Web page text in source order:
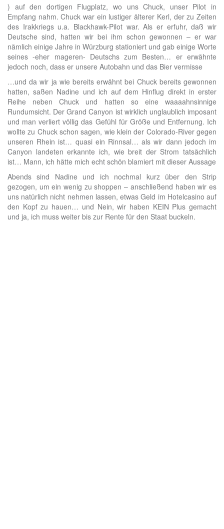
) auf den dortigen Flugplatz, wo uns Chuck, unser Pilot in
Empfang nahm. Chuck war ein lustiger älterer Kerl, der zu Zeiten
des Irakkriegs u.a. Blackhawk-Pilot war. Als er erfuhr, daß wir
Deutsche sind, hatten wir bei ihm schon gewonnen – er war
nämlich einige Jahre in Würzburg stationiert und gab einige Worte
seines -eher mageren- Deutschs zum Besten… er erwähnte
jedoch noch, dass er unsere Autobahn und das Bier vermisse
…und da wir ja wie bereits erwähnt bei Chuck bereits gewonnen
hatten, saßen Nadine und ich auf dem Hinflug direkt in erster
Reihe neben Chuck und hatten so eine waaaahnsinnige
Rundumsicht. Der Grand Canyon ist wirklich unglaublich imposant
und man verliert völlig das Gefühl für Größe und Entfernung. Ich
wollte zu Chuck schon sagen, wie klein der Colorado-River gegen
unseren Rhein ist… quasi ein Rinnsal… als wir dann jedoch im
Canyon landeten erkannte ich, wie breit der Strom tatsächlich
ist… Mann, ich hätte mich echt schön blamiert mit dieser Aussage
Abends sind Nadine und ich nochmal kurz über den Strip
gezogen, um ein wenig zu shoppen – anschließend haben wir es
uns natürlich nicht nehmen lassen, etwas Geld im Hotelcasino auf
den Kopf zu hauen… und Nein, wir haben KEIN Plus gemacht
und ja, ich muss weiter bis zur Rente für den Staat buckeln.